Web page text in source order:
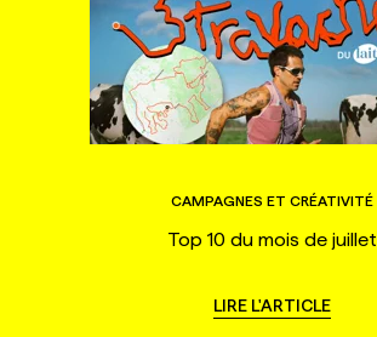
CAMPAGNES ET CRÉATIVITÉ
Top 10 du mois de juillet
LIRE L'ARTICLE